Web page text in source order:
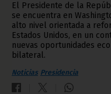
El Presidente de la
se encuentra en
alto nivel orientada a
Estados Unidos, en un
nuevas oportunidades
bilateral.
Noticias Presidencia